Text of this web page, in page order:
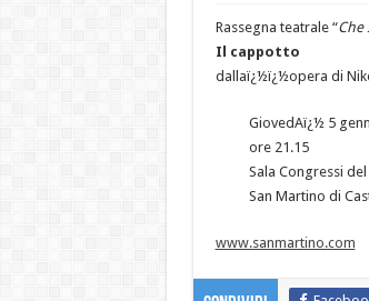
Rassegna teatrale “Che
Il cappotto
dallaï¿½ï¿½opera di
GiovedAï¿½ 5
ore 21.15
Sala Congressi
San Martino di
www.sanmartino.com